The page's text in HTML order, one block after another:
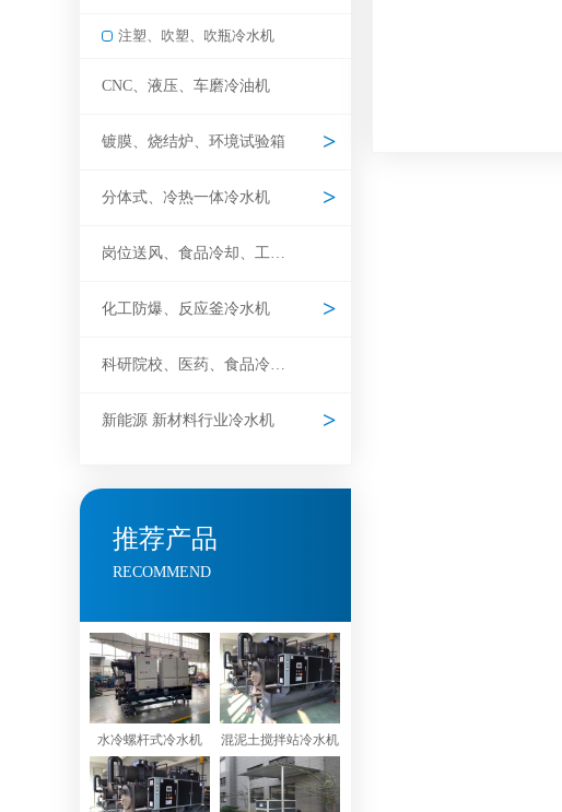
注塑、吹塑、吹瓶冷水机
CNC、液压、车磨冷油机
镀膜、烧结炉、环境试验箱
分体式、冷热一体冷水机
岗位送风、食品冷却、工业冷风机
化工防爆、反应釜冷水机
科研院校、医药、食品冷水机
新能源 新材料行业冷水机
推荐产品
RECOMMEND
水冷螺杆式冷水机 混泥土搅拌站冷水机